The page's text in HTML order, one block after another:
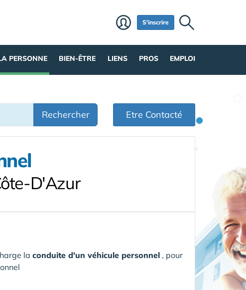
S'inscrire
PERSONNE BIEN-ÊTRE LIENS PROS EMPLOI
Rechercher Etre Contacté
D'Azur
la conduite d'un véhicule personnel , pour